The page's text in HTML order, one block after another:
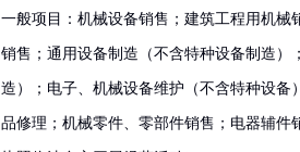
一般项目：机械设备销售；建筑工程用机
销售；通用设备制造（不含特种设备制造）
造）；电子、机械设备维护（不含特种设备
品修理；机械零件、零部件销售；电器辅